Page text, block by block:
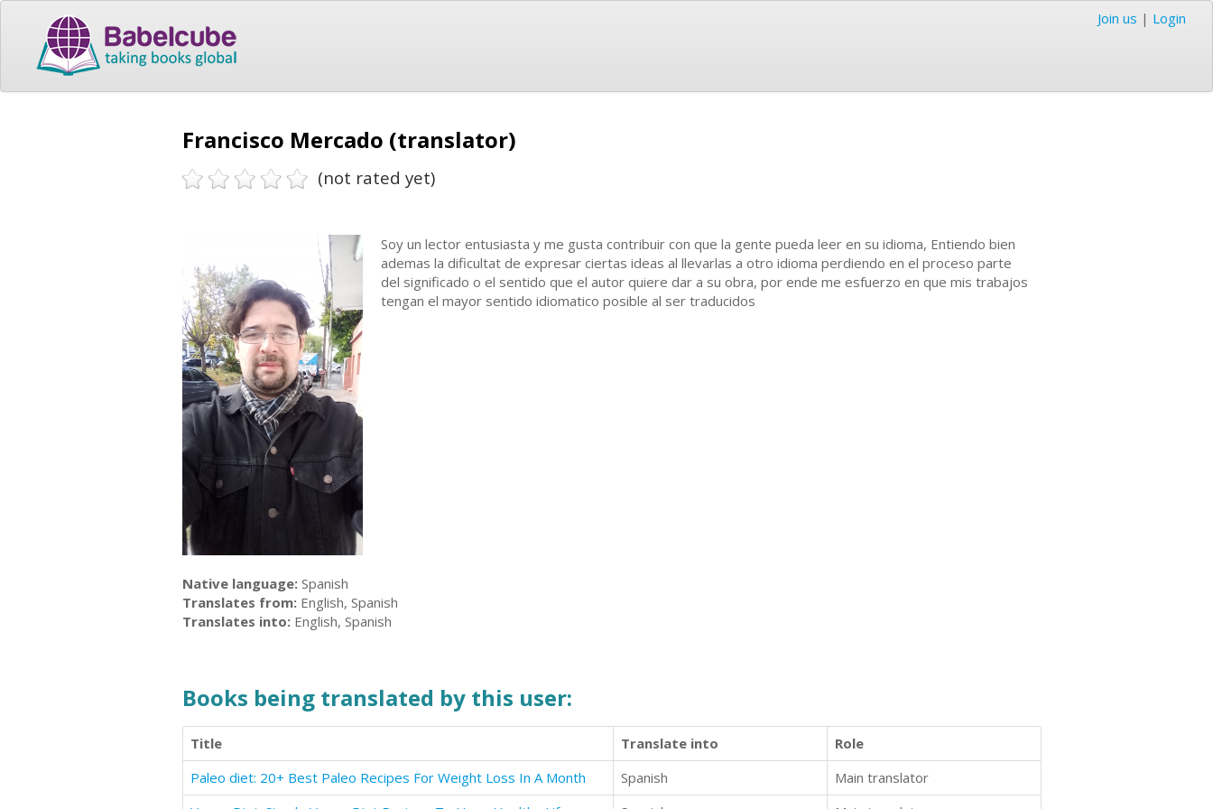
Join us | Login
Francisco Mercado (translator)
(not rated yet)
Soy un lector entusiasta y me gusta contribuir con que la gente pueda leer en su idioma, Entiendo bien
ademas la dificultat de expresar ciertas ideas al llevarlas a otro idioma perdiendo en el proceso parte
del significado o el sentido que el autor quiere dar a su obra, por ende me esfuerzo en que mis trabajos
tengan el mayor sentido idiomatico posible al ser traducidos
Native language: Spanish
Translates from: English, Spanish
Translates into: English, Spanish
Books being translated by this user:
Title Translate into
Role
Paleo diet: 20+ Best Paleo Recipes For Weight Loss In A Month
Spanish
Main translator